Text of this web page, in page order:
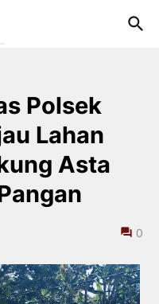
Polsek
Lahan
Asta
0